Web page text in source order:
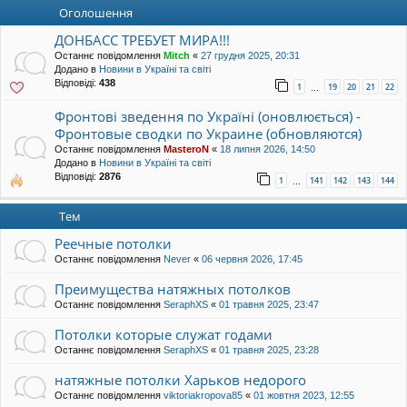
Оголошення
ДОНБАСС ТРЕБУЕТ МИРА!!!
Останнє повідомлення Mitch « 27 грудня 2025, 20:31
Додано в Новини в Україні та світі
Відповіді: 438 1 … 19 20 21 22
Фронтові зведення по Україні (оновлюється) -
Фронтовые сводки по Украине (обновляются)
Останнє повідомлення MasteroN « 18 липня 2026, 14:50
Додано в Новини в Україні та світі
Відповіді: 2876 1 … 141 142 143 144
Тем
Реечные потолки
Останнє повідомлення Never « 06 червня 2026, 17:45
Преимущества натяжных потолков
Останнє повідомлення SeraphXS « 01 травня 2025, 23:47
Потолки которые служат годами
Останнє повідомлення SeraphXS « 01 травня 2025, 23:28
натяжные потолки Харьков недорого
Останнє повідомлення viktoriakropova85 « 01 жовтня 2023, 12:55